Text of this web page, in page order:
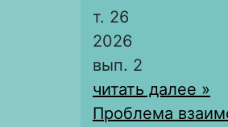
т. 26
2026
вып. 2
читать далее »
Проблема